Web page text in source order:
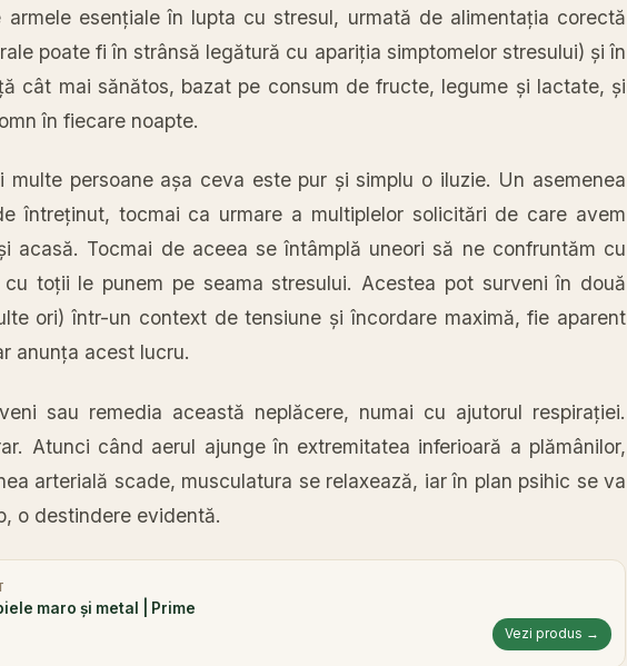
armele esențiale în lupta cu stresul, urmată de alimentația corectă
poate fiîn strânsă legătură cu apariția simptomelor stresului) și în
cât mai sănătos, bazat pe consum de fructe, legume și lactate, și
în fiecare noapte.
multe persoane așa ceva este pur și simplu o iluzie. Un asemenea
întreținut, tocmai ca urmare a multiplelor solicitări de care avem
acasă. Tocmai de aceea seîntâmplă uneori să ne confruntăm cu
cu toții le punem pe seama stresului. Acestea pot surveniîn două
ori)într-un context de tensiune și încordare maximă, fie aparent
anunța acest lucru.
sau remedia această neplăcere, numai cu ajutorul respirației.
Atunci când aerul ajungeîn extremitatea inferioară a plămânilor,
arterială scade, musculatura se relaxează, iarîn plan psihic seva
, o destindere evidentă.
maro și metal | Prime
Vezi produs →